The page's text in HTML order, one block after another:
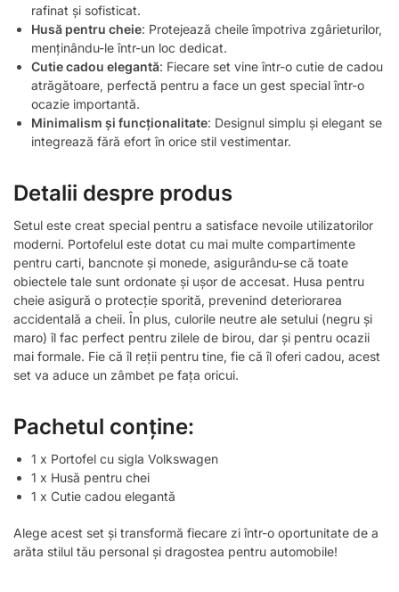
rafinat și sofisticat.
Husă pentru cheie: Protejează cheile împotriva zgârieturilor,
menținându-le într-un loc dedicat.
Cutie cadou elegantă: Fiecare set vine într-o cutie de cadou
atrăgătoare, perfectă pentru a face un gest special într-o
ocazie importantă.
Minimalism și funcționalitate: Designul simplu și elegant se
integrează fără efort în orice stil vestimentar.
Detalii despre produs
Setul este creat special pentru a satisface nevoile utilizatorilor
moderni. Portofelul este dotat cu mai multe compartimente
pentru carti, bancnote și monede, asigurându-se că toate
obiectele tale sunt ordonate și ușor de accesat. Husa pentru
cheie asigură o protecție sporită, prevenind deteriorarea
accidentală a cheii. În plus, culorile neutre ale setului (negru și
maro) îl fac perfect pentru zilele de birou, dar și pentru ocazii
mai formale. Fie că îl reții pentru tine, fie că îl oferi cadou, acest
set va aduce un zâmbet pe fața oricui.
Pachetul conține:
1 x Portofel cu sigla Volkswagen
1 x Husă pentru chei
1 x Cutie cadou elegantă
Alege acest set și transformă fiecare zi într-o oportunitate de a
arăta stilul tău personal și dragostea pentru automobile!